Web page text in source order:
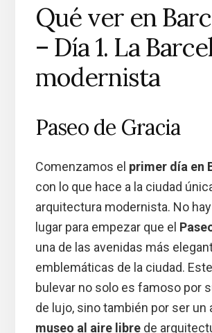
Qué ver en
– Día 1. La
modernista
Paseo de Gracia
Comenzamos el primer día en
con lo que hace a la ciudad
arquitectura modernista. No
lugar para empezar que el
una de las avenidas más
emblemáticas de la ciudad.
bulevar no solo es famoso por
de lujo, sino también por ser un
museo al aire librede